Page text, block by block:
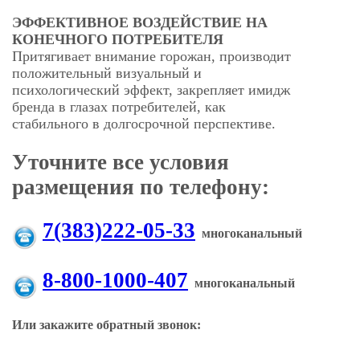
ЭФФЕКТИВНОЕ ВОЗДЕЙСТВИЕ НА
КОНЕЧНОГО ПОТРЕБИТЕЛЯ
Притягивает внимание горожан, производит
положительный визуальный и
психологический эффект, закрепляет имидж
бренда в глазах потребителей, как
стабильного в долгосрочной перспективе.
Уточните все условия
размещения по телефону:
7(383)222-05-33 многоканальный
8-800-1000-407 многоканальный
Или закажите обратный звонок: